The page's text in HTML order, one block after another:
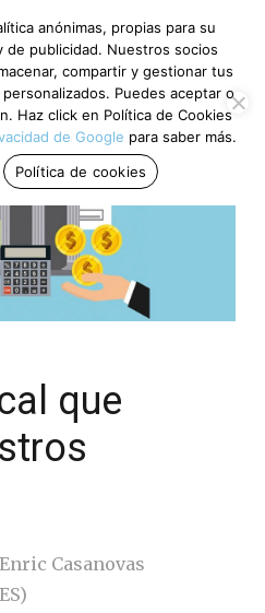
que
Enric Casanovas
anónimas, propias para su
publicidad. Nuestros socios
compartir y gestionar tus
Puedes aceptar o
Haz click en Política de Cookies
de Google para saber más.
Política de cookies